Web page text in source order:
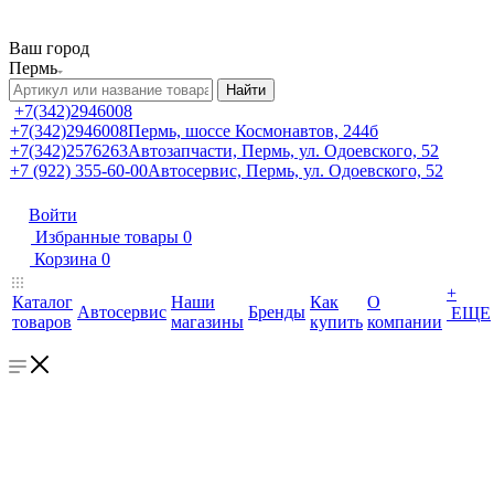
Ваш город
Пермь
Найти
+7(342)2946008
+7(342)2946008Пермь, шоссе Космонавтов, 244б
+7(342)2576263Автозапчасти, Пермь, ул. Одоевского, 52
+7 (922) 355-60-00Автосервис, Пермь, ул. Одоевского, 52
Войти
Избранные товары 0
Корзина 0
Каталог
товаров
Автосервис
Наши
магазины
Бренды
Как
купить
О
компании
+
ЕЩЕ